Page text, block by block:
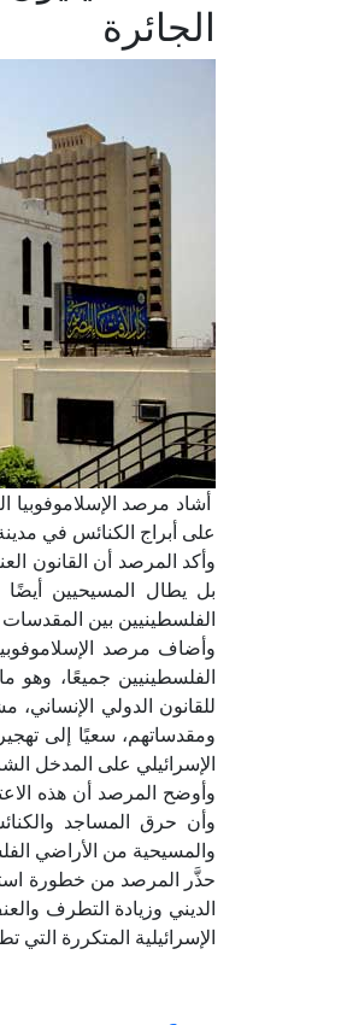
الجائرة
أشاد مرصد الإسلاموفوبيا
على أبراج الكنائس في
وأكد المرصد أن القانون
بل يطال المسيحيين أيضًا
الفلسطينيين بين المقدسات
وأضاف مرصد
الفلسطينيين جميعًا، وهو
للقانون الدولي
ومقدساتهم، سعيًا إلى
الإسرائيلي على المدخل
وأوضح المرصد أن هذه
وأن حرق المساجد
والمسيحية من الأراضي
حذَّر المرصد من خطورة
الديني وزيادة التطرف
الإسرائيلية المتكررة التي